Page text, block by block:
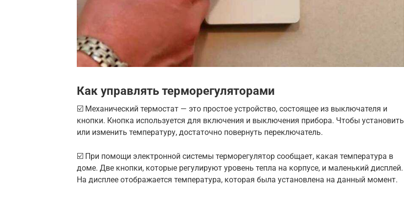
Как управлять терморегуляторами
☑️ Механический термостат — это простое устройство, состоящее из выключателя и
кнопки. Кнопка используется для включения и выключения прибора. Чтобы установить
или изменить температуру, достаточно повернуть переключатель.
☑️ При помощи электронной системы терморегулятор сообщает, какая температура в
доме. Две кнопки, которые регулируют уровень тепла на корпусе, и маленький дисплей.
На дисплее отображается температура, которая была установлена на данный момент.